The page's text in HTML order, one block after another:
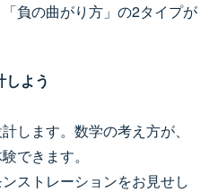
負の曲がり方」の2タイプが
しよう
します。数学の考え方が、
できます。
ストレーションをお見せし